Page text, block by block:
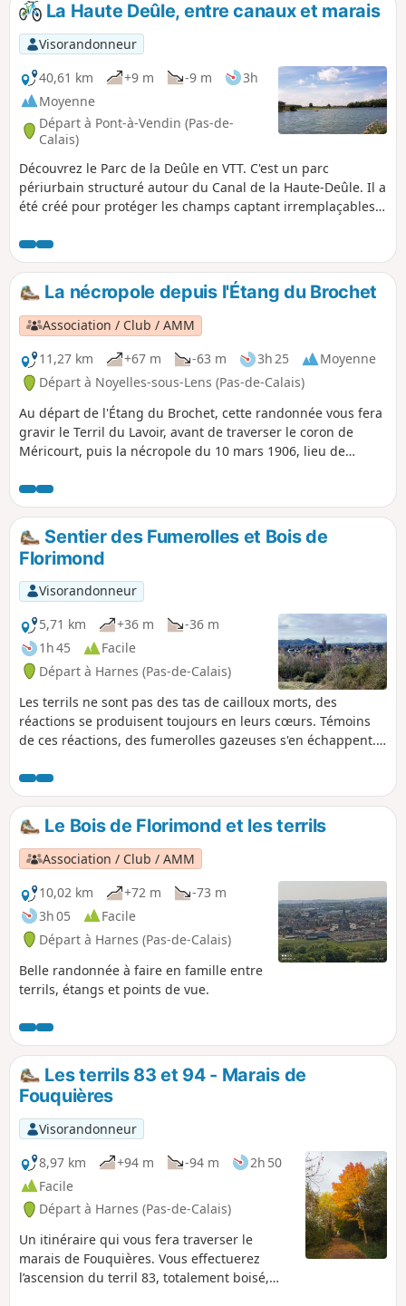
p
La Haute Deûle, entre canaux et marais
Visorandonneur
40,61 km
+9 m -9 m
3h
Moyenne
Départ à Pont-à-Vendin (Pas-de-
Calais)
Découvrez le Parc de la Deûle en VTT. C'est un parc
périurbain structuré autour du Canal de la Haute-Deûle. Il a
été créé pour protéger les champs captant irremplaçables
aménagements accueillent le public en l’invitant à respecter
les milieux fragiles.Balade sympa le long de la Deûle et des
Marais de Wavrin. Un itinéraire sans difficultés permettant
de varier le roulage entre chemins caillouteux, chemins de
halage et parc.
La nécropole depuis l'Étang du Brochet
Association / Club / AMM
11,27 km
+67 m -63 m 3h 25
Moyenne
Départ à Noyelles-sous-Lens (Pas-de-Calais)
Au départ de l'Étang du Brochet, cette randonnée vous fera
gravir le Terril du Lavoir, avant de traverser le coron de
Méricourt, puis la nécropole du 10 mars 1906, lieu de
Sentier des Fumerolles et Bois de
Florimond
Visorandonneur
5,71 km
+36 m
-36 m
1h 45
Facile
Départ à Harnes (Pas-de-Calais)
Les terrils ne sont pas des tas de cailloux morts, des
réactions se produisent toujours en leurs cœurs. Témoins
de ces réactions, des fumerolles gazeuses s'en échappent.
Harnes, au départ du Bois de Florimond, et dirigez-vous
vers le terril. Suivez alors le chemin balisé nommé "le
Sentier des Fumerolles" sur des bornes bétonnées, qui vous
permet découvrir le Terril 230. C'est un surprenant périple
qui offre une très grande variété de paysages et de points
d'intérêts : vue sur des fumerolles, point de vue sur le Sud-
Est du bassin minier, point de vue sur le canyon, etc.
Le Bois de Florimond et les terrils
Association / Club / AMM
10,02 km
+72 m
-73 m
3h 05
Facile
Départ à Harnes (Pas-de-Calais)
Belle randonnée à faire en famille entre
terrils, étangs et points de vue.
Les terrils 83 et 94 - Marais de
Fouquières
Visorandonneur
8,97 km
+94 m -94 m
2h 50
Facile
Départ à Harnes (Pas-de-Calais)
Un itinéraire qui vous fera traverser le
marais de Fouquières. Vous effectuerez
l’ascension du terril 83, totalement boisé,